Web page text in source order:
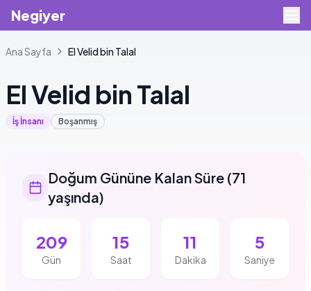
Negiyer
Ana Sayfa ElVelid bin Talal
ElVelid bin Talal
İş İnsanı Boşanmış
Doğum Gününe Kalan Süre (71
yaşında)
209
Gün
15
Saat
11
Dakika
5
Saniye